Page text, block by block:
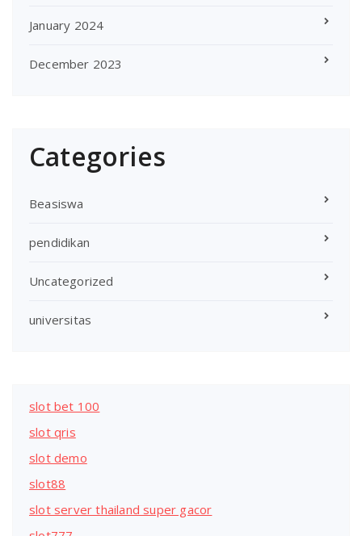
January 2024
December 2023
Categories
Beasiswa
pendidikan
Uncategorized
universitas
slot bet 100
slot qris
slot demo
slot88
slot server thailand super gacor